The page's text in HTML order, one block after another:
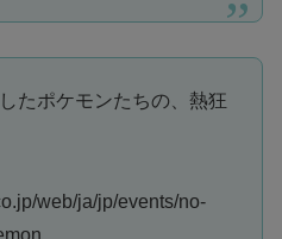
たポケモンたちの、熱狂
web/ja/jp/events/no-